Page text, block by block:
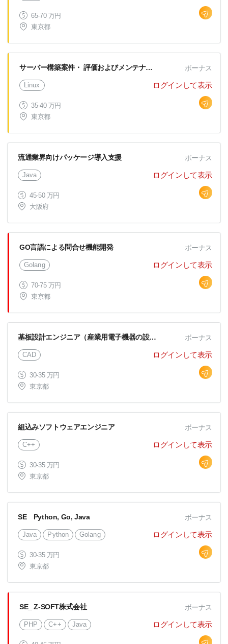
65-70 万円
東京都
サーバー構築案件・ 評価およびメンテナンス
Linux
35-40 万円
東京都
ボーナス
ログインして表示
流通業界向けパッケージ導入支援
Java
45-50 万円
大阪府
ボーナス
ログインして表示
GO言語による問合せ機能開発
Golang
70-75 万円
東京都
ボーナス
ログインして表示
基板設計エンジニア（産業用電子機器の設計開発）
CAD
30-35 万円
東京都
ボーナス
ログインして表示
組込みソフトウェアエンジニア
C++
30-35 万円
東京都
ボーナス
ログインして表示
SE Python, Go, Java
Java Python Golang
30-35 万円
東京都
ボーナス
ログインして表示
SE_ Z-SOFT株式会社
PHP C++ Java
ボーナス
ログインして表示